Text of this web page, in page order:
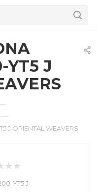
YT5 J
—
J ORIENTAL WEAVERS
YT5 J